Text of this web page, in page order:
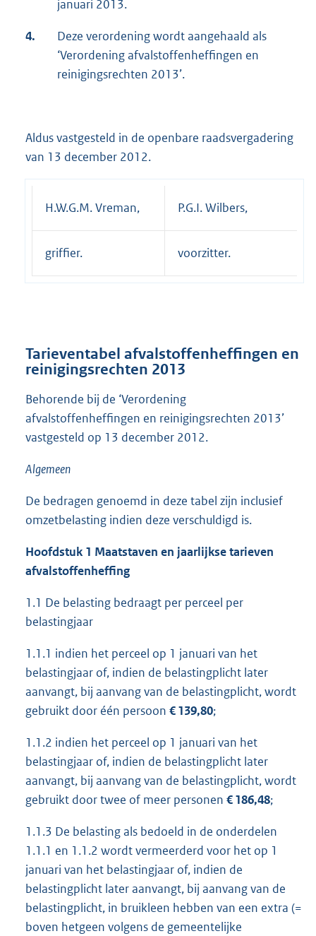
januari 2013.
4.
Deze verordening wordt aangehaald als
‘Verordening afvalstoffenheffingen en
reinigingsrechten 2013’.
Aldus vastgesteld in de openbare raadsvergadering
van 13 december 2012.
H.W.G.M. Vreman, P.G.I. Wilbers,
griffier. voorzitter.
Tarieventabel afvalstoffenheffingen en
reinigingsrechten 2013
Behorende bij de ‘Verordening
afvalstoffenheffingen en reinigingsrechten 2013’
vastgesteld op 13 december 2012.
Algemeen
De bedragen genoemd in deze tabel zijn inclusief
omzetbelasting indien deze verschuldigd is.
Hoofdstuk 1 Maatstaven en jaarlijkse tarieven
afvalstoffenheffing
1.1 De belasting bedraagt per perceel per
belastingjaar
1.1.1 indien het perceel op 1 januari van het
belastingjaar of, indien de belastingplicht later
aanvangt, bij aanvang van de belastingplicht, wordt
gebruikt door één persoon € 139,80;
1.1.2 indien het perceel op 1 januari van het
belastingjaar of, indien de belastingplicht later
aanvangt, bij aanvang van de belastingplicht, wordt
gebruikt door twee of meer personen € 186,48;
1.1.3 De belasting als bedoeld in de onderdelen
1.1.1 en 1.1.2 wordt vermeerderd voor het op 1
januari van het belastingjaar of, indien de
belastingplicht later aanvangt, bij aanvang van de
belastingplicht, in bruikleen hebben van een extra (=
boven hetgeen volgens de gemeentelijke